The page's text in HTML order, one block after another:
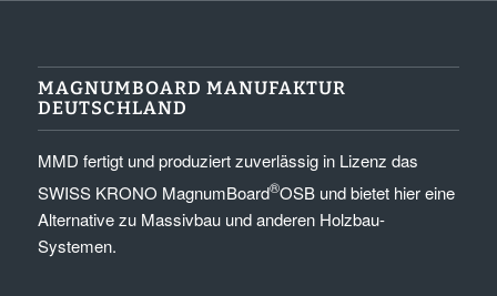
MAGNUMBOARD MANUFAKTUR
DEUTSCHLAND
MMD fertigt und produziert zuverlässig in Lizenz das
SWISS KRONO MagnumBoard®OSB und bietet hier eine
Alternative zu Massivbau und anderen Holzbau-
Systemen.